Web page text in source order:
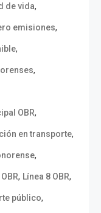
de vida,
emisiones,
,
,
OBR,
en transporte,
,
, Línea 8 OBR,
público,